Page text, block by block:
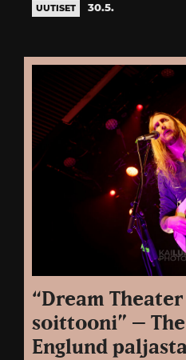
UUTISET 30.5.
“Dream
soittooni” –
Englund